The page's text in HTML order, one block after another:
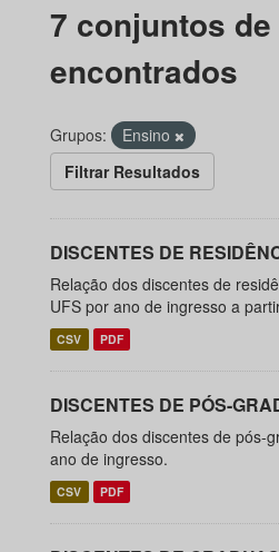
7 conjuntos
encontrados
Grupos:
Ensino
Filtrar Resultados
DISCENTES DE
Relação dos discentes de
UFS por ano de ingresso a
CSV PDF
DISCENTES DE PÓS-
Relação dos discentes de pós-
ano de ingresso.
CSV PDF